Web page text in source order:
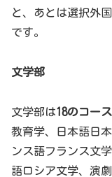
と、あとは選択外
です。
文学部
文学部は18のコース
教育学、日本語日
ンス語フランス文
語ロシア文学、演